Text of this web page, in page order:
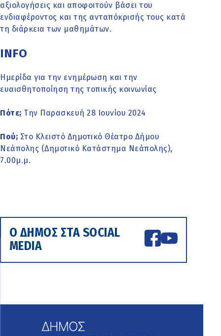
αξιολογήσεις και αποφοιτούν βάσει του
ενδιαφέροντος και της ανταπόκρισής τους κατά
τη διάρκεια των μαθημάτων.
INFO
Ημερίδα για την ενημέρωση και την
ευαισθητοποίηση της τοπικής κοινωνίας
Πότε; Την Παρασκευή 28 Ιουνίου 2024
Πού; Στο Κλειστό Δημοτικό Θέατρο Δήμου
Νεάπολης (Δημοτικό Κατάστημα Νεάπολης),
7.00μ.μ.
Ο ΔΗΜΟΣ ΣΤΑ SOCIAL
MEDIA